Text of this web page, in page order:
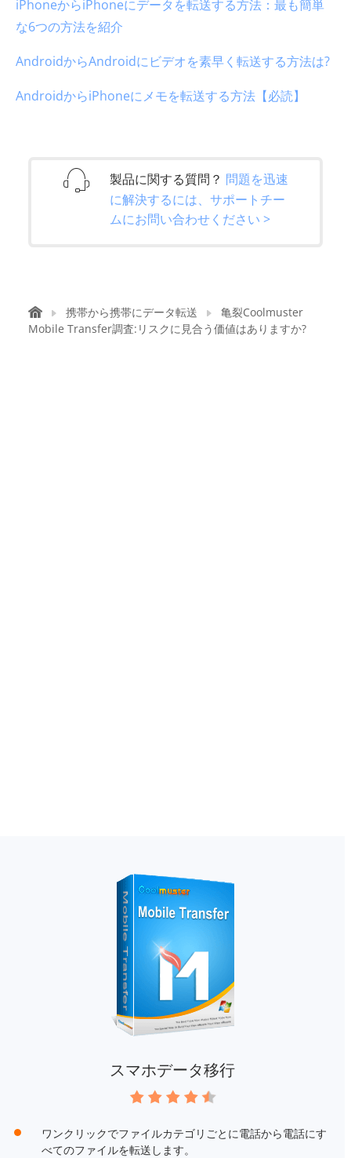
iPhoneからiPhoneにデータを転送する方法：最も簡単
な6つの方法を紹介
AndroidからAndroidにビデオを素早く転送する方法は?
AndroidからiPhoneにメモを転送する方法【必読】
製品に関する質問？ 問題を迅速
に解決するには、サポートチー
ムにお問い合わせください >
携帯から携帯にデータ転送
亀裂Coolmuster
Mobile Transfer調査:リスクに見合う価値はありますか?
スマホデータ移行
ワンクリックでファイルカテゴリごとに電話から電話にす
べてのファイルを転送します。